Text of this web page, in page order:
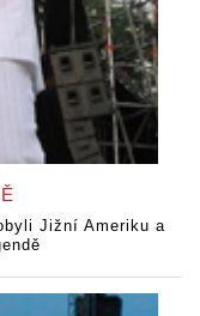
Jižní Ameriku a